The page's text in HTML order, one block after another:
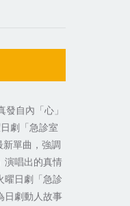
自內「心」
劇「急診室
單曲，強調
演唱出的真情
曜日劇「急診
日劇動人故事